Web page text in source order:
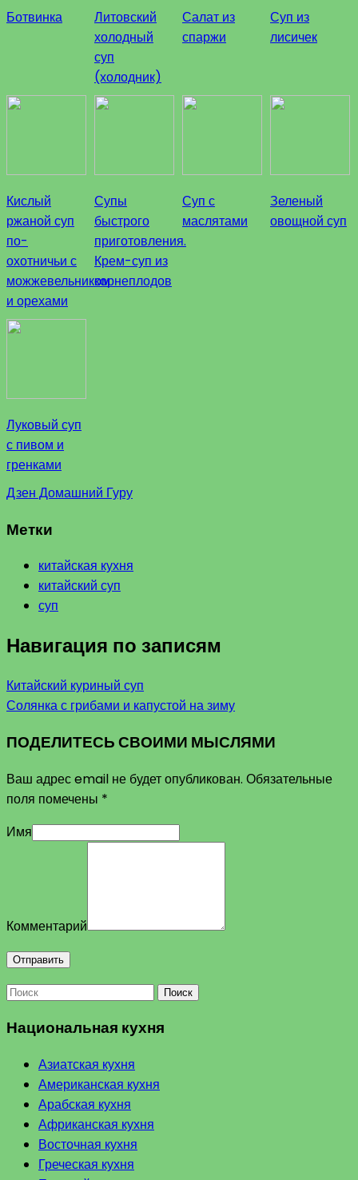
Ботвинка
Литовский
холодный
суп
(холодник)
Салат из
спаржи
Суп из
лисичек
Кислый
ржаной суп
по-
охотничьи с
можжевельником
и орехами
Супы
быстрого
приготовления.
Крем-суп из
корнеплодов
Суп с
маслятами
Зеленый
овощной суп
Луковый суп
с пивом и
гренками
Дзен Домашний Гуру
Метки
китайская кухня
китайский суп
суп
Навигация по записям
Китайский куриный суп
Солянка с грибами и капустой на зиму
ПОДЕЛИТЕСЬ СВОИМИ МЫСЛЯМИ
Ваш адрес email не будет опубликован. Обязательные
поля помечены *
Имя
Комментарий
Поиск
Национальная кухня
Азиатская кухня
Американская кухня
Арабская кухня
Африканская кухня
Восточная кухня
Греческая кухня